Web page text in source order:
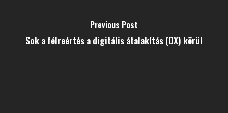
Previous Post
Sok a félreértés a digitális átalakítás (DX) körül